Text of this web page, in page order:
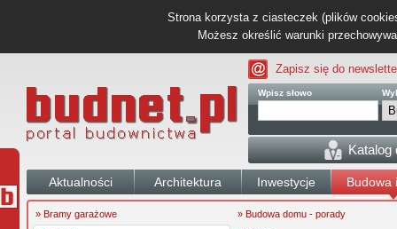
Strona korzysta z ciasteczek (plików
Możesz określić warunki
Zapisz się do
Wpisz słowo
Katalog
Aktualności Architektura Inwestycje Budowa
» Bramy garażowe
» Budowa domu - porady